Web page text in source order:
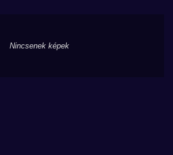
Nincsenek képek